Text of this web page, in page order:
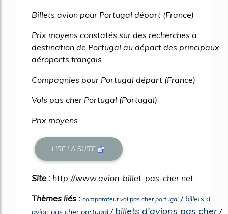
Billets avion pour Portugal départ (France)
Prix moyens constatés sur des recherches à
destination de Portugal au départ des principaux
aéroports français
Compagnies pour Portugal départ (France)
Vols pas cher Portugal (Portugal)
Prix moyens...
LIRE LA SUITE
Site : http://www.avion-billet-pas-cher.net
Thèmes liés : comparateur vol pas cher portugal /billets d
avion pas cher portugal / billets d'avions pas cher /